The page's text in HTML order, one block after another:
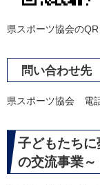
県スポーツ協会のQR
問い合わせ先
県スポーツ協会 電
子どもたち
の交流事業～